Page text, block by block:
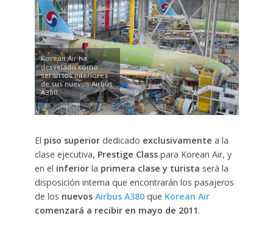
Korean Air ha
desvelado como
serán los interiores
de sus nuevos Airbus
A380
El piso superiordedicado exclusivamente a la
clase ejecutiva, Prestige Classpara Korean Air, y
en el inferiorla primera clase y turista será la
disposición interna que encontrarán los pasajeros
de los nuevosAirbus A380 que Korean Air
comenzará a recibir en mayo de 2011.